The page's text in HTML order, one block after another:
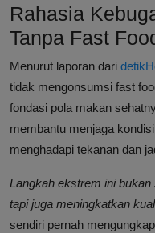
Rahasia
Tanpa Fast
Menurut laporan dari
tidak mengonsumsi fast
fondasi pola makan
membantu menjaga
menghadapi tekanan dan
Langkah ekstrem ini
tapi juga meningkatkan
sendiri pernah